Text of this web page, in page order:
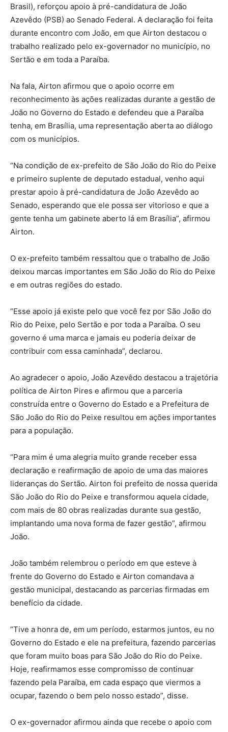
Brasil), reforçou apoio à pré-candidatura de João
Azevêdo (PSB) ao Senado Federal. A declaração foi feita
durante encontro com João, em que Airton destacou o
trabalho realizado pelo ex-governador no município, no
Sertão e em toda a Paraíba.
Na fala, Airton afirmou que o apoio ocorre em
reconhecimento às ações realizadas durante a gestão de
João no Governo do Estado e defendeu que a Paraíba
tenha, em Brasília, uma representação aberta ao diálogo
com os municípios.
“Na condição de ex-prefeito de São João do Rio do Peixe
e primeiro suplente de deputado estadual, venho aqui
prestar apoio à pré-candidatura de João Azevêdo ao
Senado, esperando que ele possa ser vitorioso e que a
gente tenha um gabinete aberto lá em Brasília”, afirmou
Airton.
O ex-prefeito também ressaltou que o trabalho de João
deixou marcas importantes em São João do Rio do Peixe
e em outras regiões do estado.
“Esse apoio já existe pelo que você fez por São João do
Rio do Peixe, pelo Sertão e por toda a Paraíba. O seu
governo é uma marca e jamais eu poderia deixar de
contribuir com essa caminhada”, declarou.
Ao agradecer o apoio, João Azevêdo destacou a trajetória
política de Airton Pires e afirmou que a parceria
construída entre o Governo do Estado e a Prefeitura de
São João do Rio do Peixe resultou em ações importantes
para a população.
“Para mim é uma alegria muito grande receber essa
declaração e reafirmação de apoio de uma das maiores
lideranças do Sertão. Airton foi prefeito de nossa querida
São João do Rio do Peixe e transformou aquela cidade,
com mais de 80 obras realizadas durante sua gestão,
implantando uma nova forma de fazer gestão”, afirmou
João.
João também relembrou o período em que esteve à
frente do Governo do Estado e Airton comandava a
gestão municipal, destacando as parcerias firmadas em
benefício da cidade.
“Tive a honra de, em um período, estarmos juntos, eu no
Governo do Estado e ele na prefeitura, fazendo parcerias
que foram muito boas para São João do Rio do Peixe.
Hoje, reafirmamos esse compromisso de continuar
fazendo pela Paraíba, em cada espaço que viermos a
ocupar, fazendo o bem pelo nosso estado”, disse.
O ex-governador afirmou ainda que recebe o apoio com